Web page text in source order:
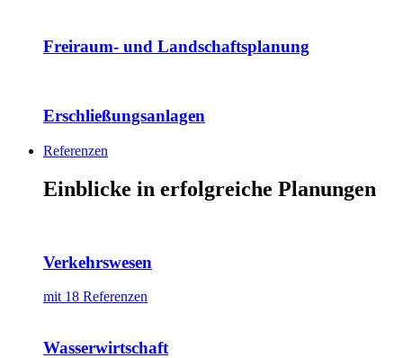
Freiraum- und Landschaftsplanung
Erschließungsanlagen
Referenzen
Einblicke in erfolgreiche Planungen
Verkehrswesen
mit 18 Referenzen
Wasserwirtschaft